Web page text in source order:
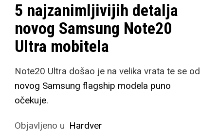
5 najzanimljivijih detalja
novog Samsung Note20
Ultra mobitela
Note20 Ultra došao je na velika vrata te se od
novog Samsung flagship modela puno
očekuje.
Objavljeno u Hardver